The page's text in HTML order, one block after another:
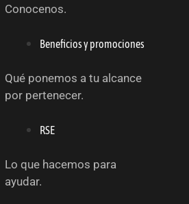
Conocenos.
Beneficios y promociones
Qué ponemos a tu alcance
por pertenecer.
RSE
Lo que hacemos para
ayudar.